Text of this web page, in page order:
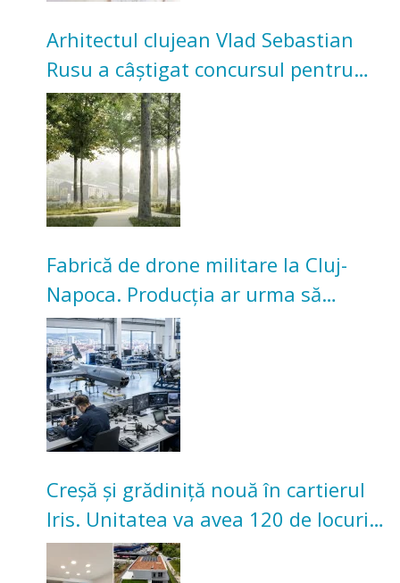
Arhitectul clujean Vlad Sebastian
Rusu a câștigat concursul pentru
transformarea Grădinii Casei
Universitarilor
Fabrică de drone militare la Cluj-
Napoca. Producția ar urma să
înceapă în toamna acestui an
Creșă și grădiniță nouă în cartierul
Iris. Unitatea va avea 120 de locuri
pentru copii